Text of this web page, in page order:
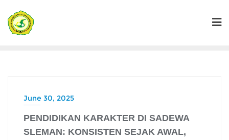
content
June 30, 2025
PENDIDIKAN KARAKTER DI SADEWA
SLEMAN: KONSISTEN SEJAK AWAL,